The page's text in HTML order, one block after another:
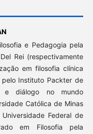
e Pedagogia pela
Rei (respectivamente
em filosofia clínica
Instituto Packter de
e diálogo no mundo
Católica de Minas
Federal de
em Filosofia pela